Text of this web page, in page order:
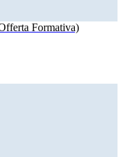
Formativa)